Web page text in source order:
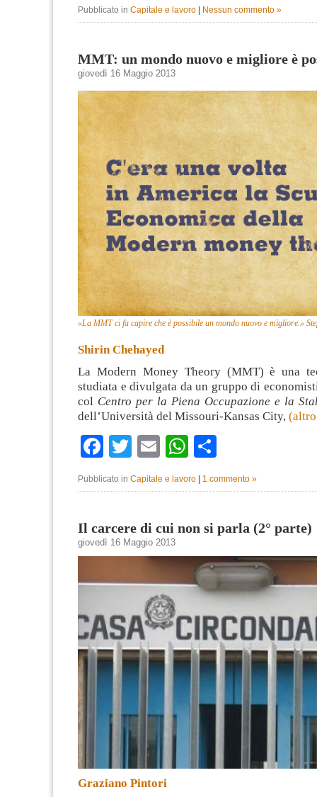
Pubblicato in Capitale e lavoro Nessun commento »
MMT: un mondo nuovo e migliore è
giovedì 16 Maggio 2013
«La MMT ci fa capire che è possibile un mondo nuovo e migliore.»
Shirin Chehayed
La Modern Money Theory (MMT) è una
studiata e divulgata da un gruppo di
col Centro per la Piena Occupazione e la
dell’Università del Missouri-Kansas City,
Facebook
TwitterEmailWhatsApp
Pubblicato in Capitale e lavoro | 1 commento »
Il carcere di cui non si parla (2° parte)
giovedì 16 Maggio 2013
Graziano Pintori